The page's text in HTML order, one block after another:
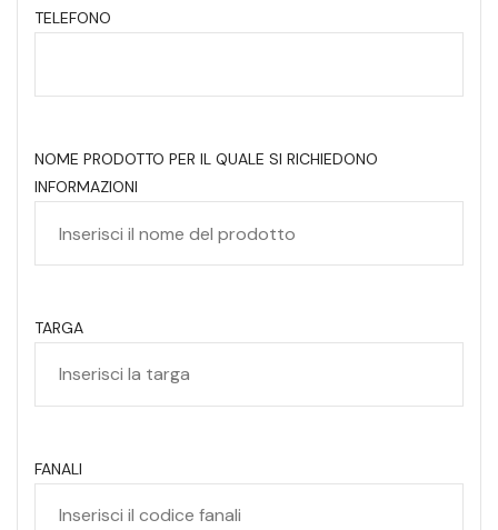
TELEFONO
NOME PRODOTTO PER IL QUALE SI RICHIEDONO
INFORMAZIONI
TARGA
FANALI